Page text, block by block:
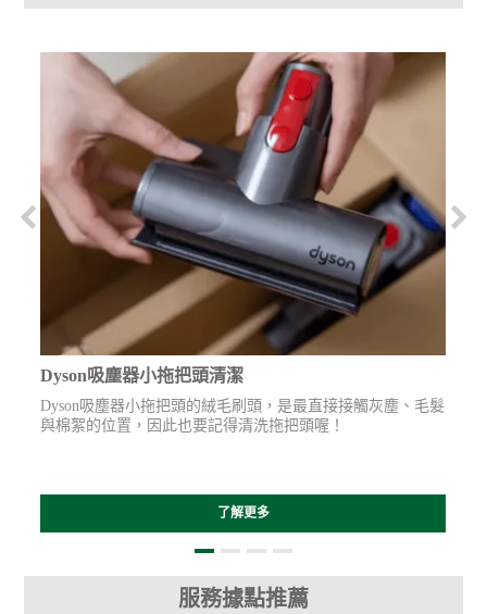
Dyson吸塵器小拖把頭清潔
Dyson吸塵器小拖把頭的絨毛刷頭，是最直接接觸灰塵、毛髮
與棉絮的位置，因此也要記得清洗拖把頭喔！
了解更多
服務據點推薦